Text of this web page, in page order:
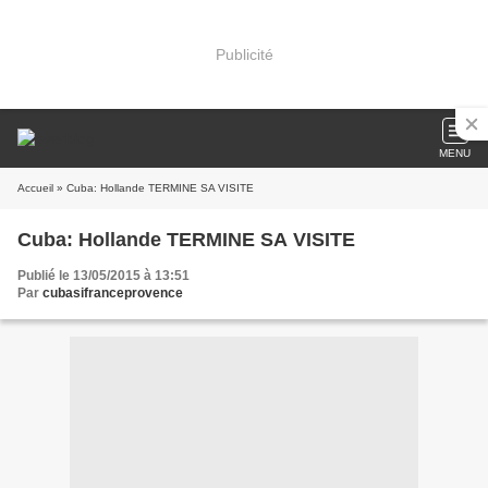
Publicité
MENU
Accueil » Cuba: Hollande TERMINE SA VISITE
Cuba: Hollande TERMINE SA VISITE
Publié le 13/05/2015 à 13:51
Par cubasifranceprovence